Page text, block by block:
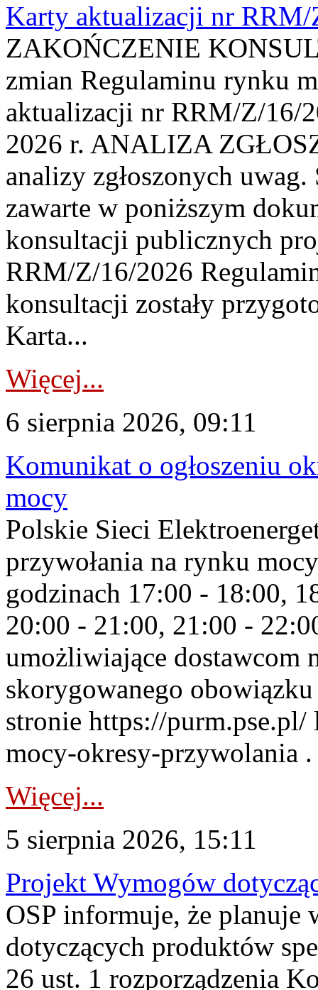
Karty aktualizacji nr
ZAKOŃCZENIE
zmian Regulaminu rynku
aktualizacji nr RRM/Z/16/
2026 r. ANALIZA
analizy zgłoszonych
zawarte w poniższym
konsultacji publicznych
RRM/Z/16/2026
konsultacji zostały
Karta...
Więcej...
6 sierpnia 2026, 09:11
Komunikat o ogłoszeniu
mocy
Polskie Sieci
przywołania na rynku
godzinach 17:00 - 18:00,
20:00 - 21:00, 21:00 -
umożliwiające dostawcom
skorygowanego
stronie https://
mocy-okresy-przywolania
Więcej...
5 sierpnia 2026, 15:11
Projekt Wymogów
OSP informuje, że planuje
dotyczących produktów
26 ust. 1 rozporządzenia